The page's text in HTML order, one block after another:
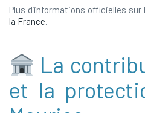
Plus d’informations officielles sur
la France.
La
et la